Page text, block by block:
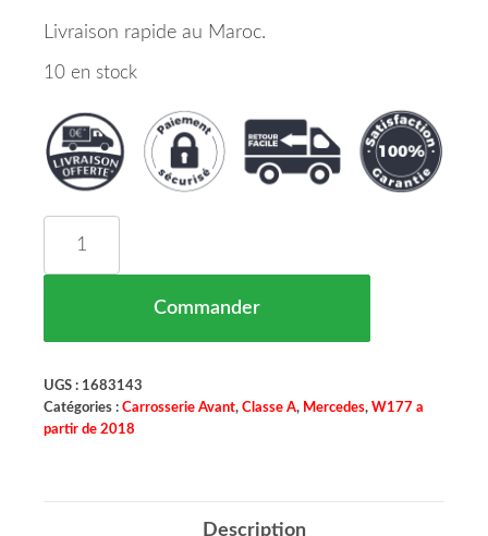
Livraison rapide au Maroc.
10 en stock
Commander
UGS : 1683143
Catégories : Carrosserie Avant, Classe A, Mercedes, W177 a
partir de 2018
Description